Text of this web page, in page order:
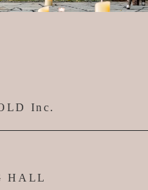
Inc.
HALL